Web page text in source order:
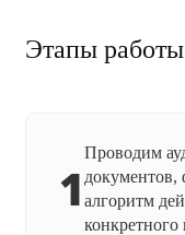
Этапы
1
Проводим
документов,
алгоритм
конкретного